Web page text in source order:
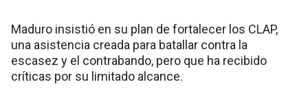
Maduro insistió en su plan de fortalecer los CLAP,
una asistencia creada para batallar contra la
escasez y el contrabando, pero que ha recibido
críticas por su limitado alcance.